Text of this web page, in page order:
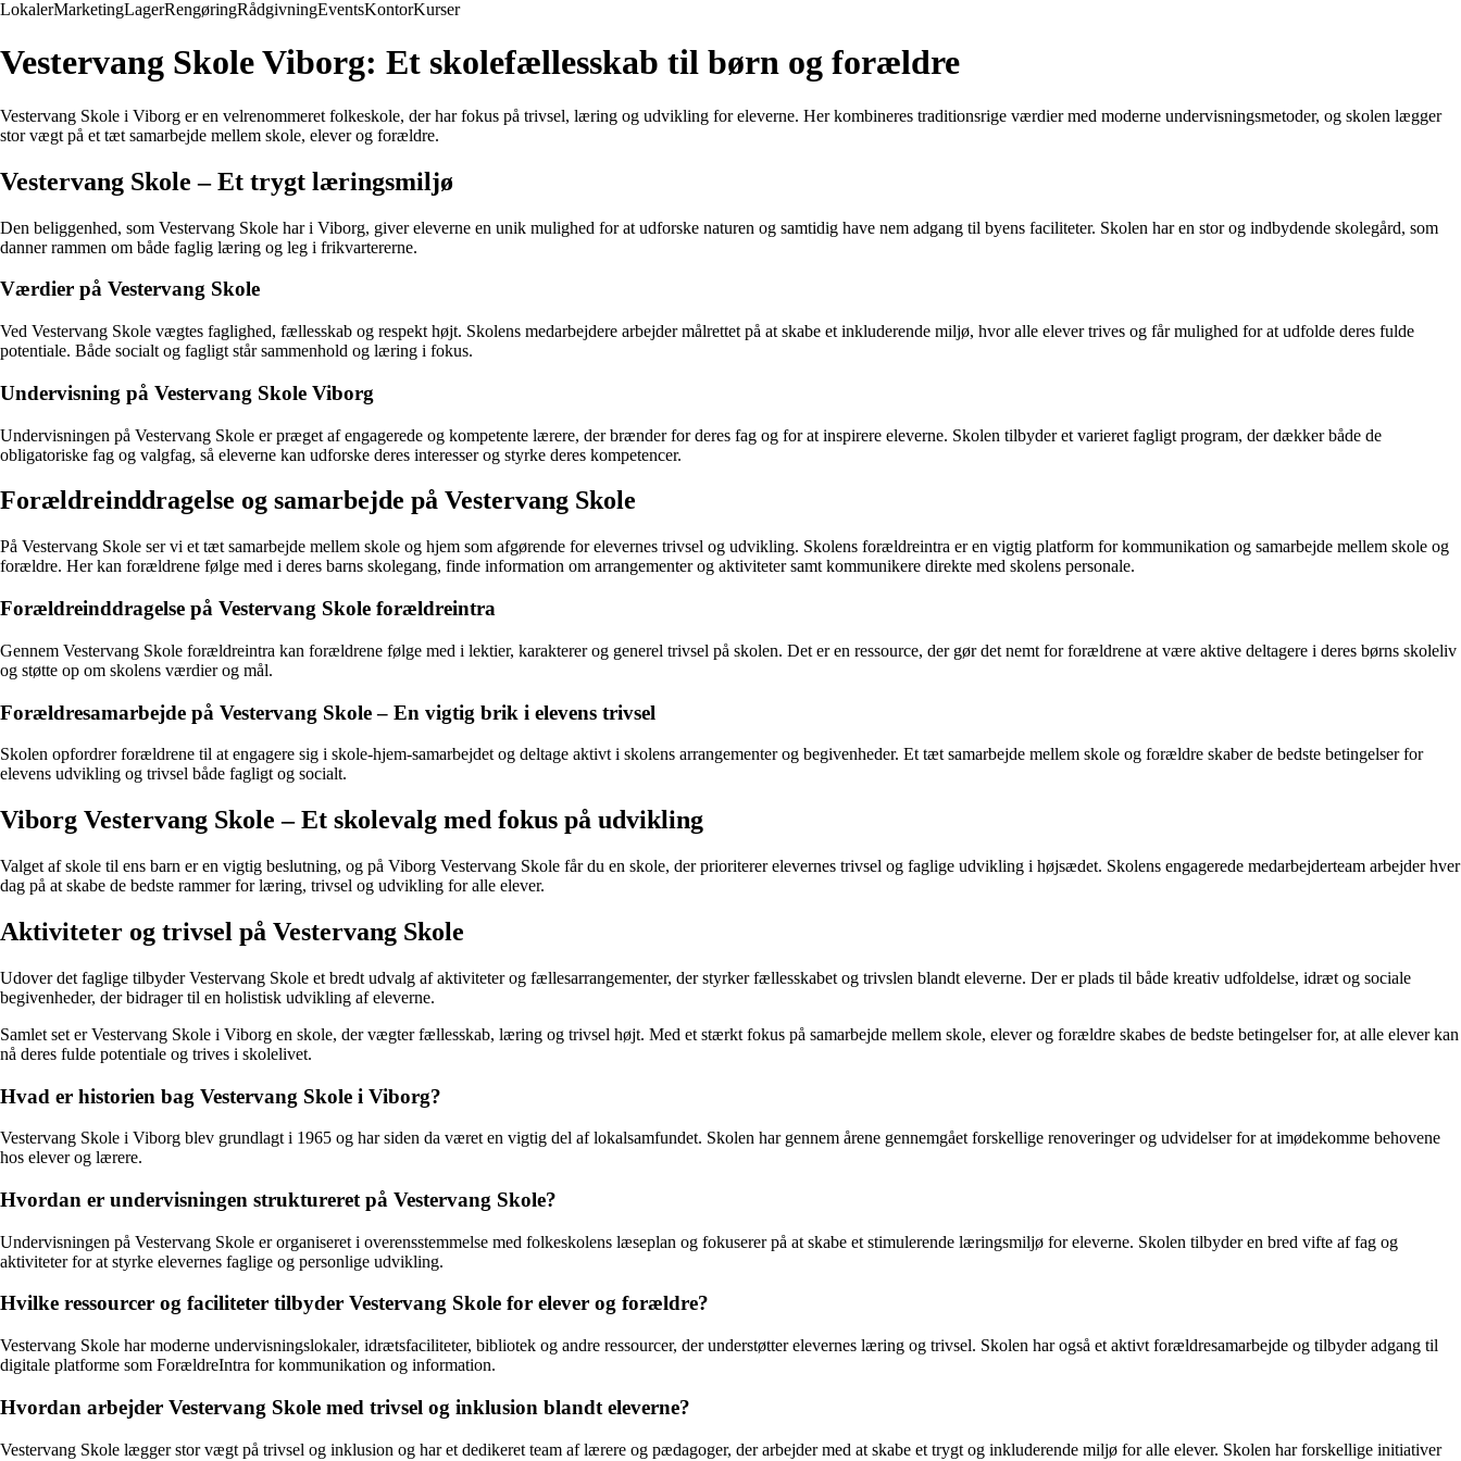
LokalerMarketingLagerRengøringRådgivningEventsKontorKurser
Vestervang Skole Viborg: Et skolefællesskab til børn og forældre
Vestervang Skole i Viborg er en velrenommeret folkeskole, der har fokus på trivsel, læring og udvikling for eleverne. Her kombineres traditionsrige værdier med moderne undervisningsmetoder, og skolen lægger
stor vægt på et tæt samarbejde mellem skole, elever og forældre.
Vestervang Skole – Et trygt læringsmiljø
Den beliggenhed, som Vestervang Skole har i Viborg, giver eleverne en unik mulighed for at udforske naturen og samtidig have nem adgang til byens faciliteter. Skolen har en stor og indbydende skolegård, som
danner rammen om både faglig læring og leg i frikvartererne.
Værdier på Vestervang Skole
Ved Vestervang Skole vægtes faglighed, fællesskab og respekt højt. Skolens medarbejdere arbejder målrettet på at skabe et inkluderende miljø, hvor alle elever trives og får mulighed for at udfolde deres fulde
potentiale. Både socialt og fagligt står sammenhold og læring i fokus.
Undervisning på Vestervang Skole Viborg
Undervisningen på Vestervang Skole er præget af engagerede og kompetente lærere, der brænder for deres fag og for at inspirere eleverne. Skolen tilbyder et varieret fagligt program, der dækker både de
obligatoriske fag og valgfag, så eleverne kan udforske deres interesser og styrke deres kompetencer.
Forældreinddragelse og samarbejde på Vestervang Skole
På Vestervang Skole ser vi et tæt samarbejde mellem skole og hjem som afgørende for elevernes trivsel og udvikling. Skolens forældreintra er en vigtig platform for kommunikation og samarbejde mellem skole og
forældre. Her kan forældrene følge med i deres barns skolegang, finde information om arrangementer og aktiviteter samt kommunikere direkte med skolens personale.
Forældreinddragelse på Vestervang Skole forældreintra
Gennem Vestervang Skole forældreintra kan forældrene følge med i lektier, karakterer og generel trivsel på skolen. Det er en ressource, der gør det nemt for forældrene at være aktive deltagere i deres børns skoleliv
og støtte op om skolens værdier og mål.
Forældresamarbejde på Vestervang Skole – En vigtig brik i elevens trivsel
Skolen opfordrer forældrene til at engagere sig i skole-hjem-samarbejdet og deltage aktivt i skolens arrangementer og begivenheder. Et tæt samarbejde mellem skole og forældre skaber de bedste betingelser for
elevens udvikling og trivsel både fagligt og socialt.
Viborg Vestervang Skole – Et skolevalg med fokus på udvikling
Valget af skole til ens barn er en vigtig beslutning, og på Viborg Vestervang Skole får du en skole, der prioriterer elevernes trivsel og faglige udvikling i højsædet. Skolens engagerede medarbejderteam arbejder hver
dag på at skabe de bedste rammer for læring, trivsel og udvikling for alle elever.
Aktiviteter og trivsel på Vestervang Skole
Udover det faglige tilbyder Vestervang Skole et bredt udvalg af aktiviteter og fællesarrangementer, der styrker fællesskabet og trivslen blandt eleverne. Der er plads til både kreativ udfoldelse, idræt og sociale
begivenheder, der bidrager til en holistisk udvikling af eleverne.
Samlet set er Vestervang Skole i Viborg en skole, der vægter fællesskab, læring og trivsel højt. Med et stærkt fokus på samarbejde mellem skole, elever og forældre skabes de bedste betingelser for, at alle elever kan
nå deres fulde potentiale og trives i skolelivet.
Hvad er historien bag Vestervang Skole i Viborg?
Vestervang Skole i Viborg blev grundlagt i 1965 og har siden da været en vigtig del af lokalsamfundet. Skolen har gennem årene gennemgået forskellige renoveringer og udvidelser for at imødekomme behovene
hos elever og lærere.
Hvordan er undervisningen struktureret på Vestervang Skole?
Undervisningen på Vestervang Skole er organiseret i overensstemmelse med folkeskolens læseplan og fokuserer på at skabe et stimulerende læringsmiljø for eleverne. Skolen tilbyder en bred vifte af fag og
aktiviteter for at styrke elevernes faglige og personlige udvikling.
Hvilke ressourcer og faciliteter tilbyder Vestervang Skole for elever og forældre?
Vestervang Skole har moderne undervisningslokaler, idrætsfaciliteter, bibliotek og andre ressourcer, der understøtter elevernes læring og trivsel. Skolen har også et aktivt forældresamarbejde og tilbyder adgang til
digitale platforme som ForældreIntra for kommunikation og information.
Hvordan arbejder Vestervang Skole med trivsel og inklusion blandt eleverne?
Vestervang Skole lægger stor vægt på trivsel og inklusion og har et dedikeret team af lærere og pædagoger, der arbejder med at skabe et trygt og inkluderende miljø for alle elever. Skolen har forskellige initiativer